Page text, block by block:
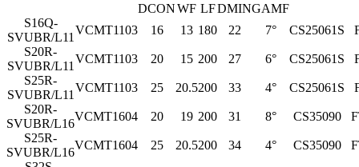
DCONWF LFDMINGAMF
S16Q-
SVUBR/L11
VCMT1103 16 13 180 22 7° CS25061S
S20R-
SVUBR/L11
VCMT1103 20 15 200 27 6° CS25061S
S25R-
SVUBR/L11
VCMT1103 25 20.5200 33 4° CS25061S
S20R-
SVUBR/L16
VCMT1604 20 19 200 31 8° CS35090
S25R-
SVUBR/L16
VCMT1604 25 20.5200 34 4° CS35090